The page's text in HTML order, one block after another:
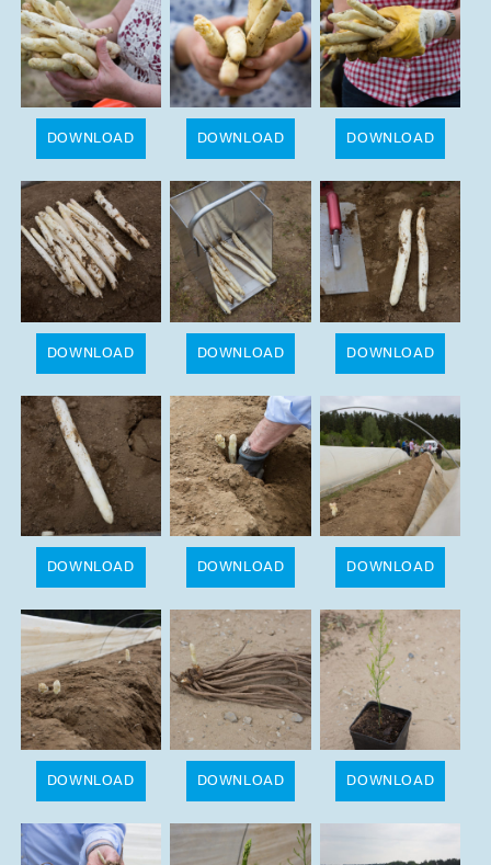
DOWNLOAD DOWNLOAD DOWNLOAD
DOWNLOAD DOWNLOAD DOWNLOAD
DOWNLOAD DOWNLOAD DOWNLOAD
DOWNLOAD DOWNLOAD DOWNLOAD